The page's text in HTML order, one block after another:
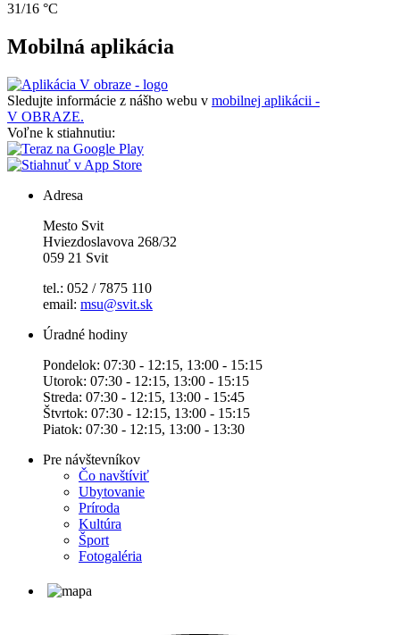
31/16 °C
Mobilná aplikácia
Sledujte informácie z nášho webu v mobilnej aplikácii -
V OBRAZE.
Voľne k stiahnutiu:
Adresa
Mesto Svit
Hviezdoslavova 268/32
059 21 Svit
tel.: 052 / 7875 110
email: msu@svit.sk
Úradné hodiny
Pondelok: 07:30 - 12:15, 13:00 - 15:15
Utorok: 07:30 - 12:15, 13:00 - 15:15
Streda: 07:30 - 12:15, 13:00 - 15:45
Štvrtok: 07:30 - 12:15, 13:00 - 15:15
Piatok: 07:30 - 12:15, 13:00 - 13:30
Pre návštevníkov
Čo navštíviť
Ubytovanie
Príroda
Kultúra
Šport
Fotogaléria